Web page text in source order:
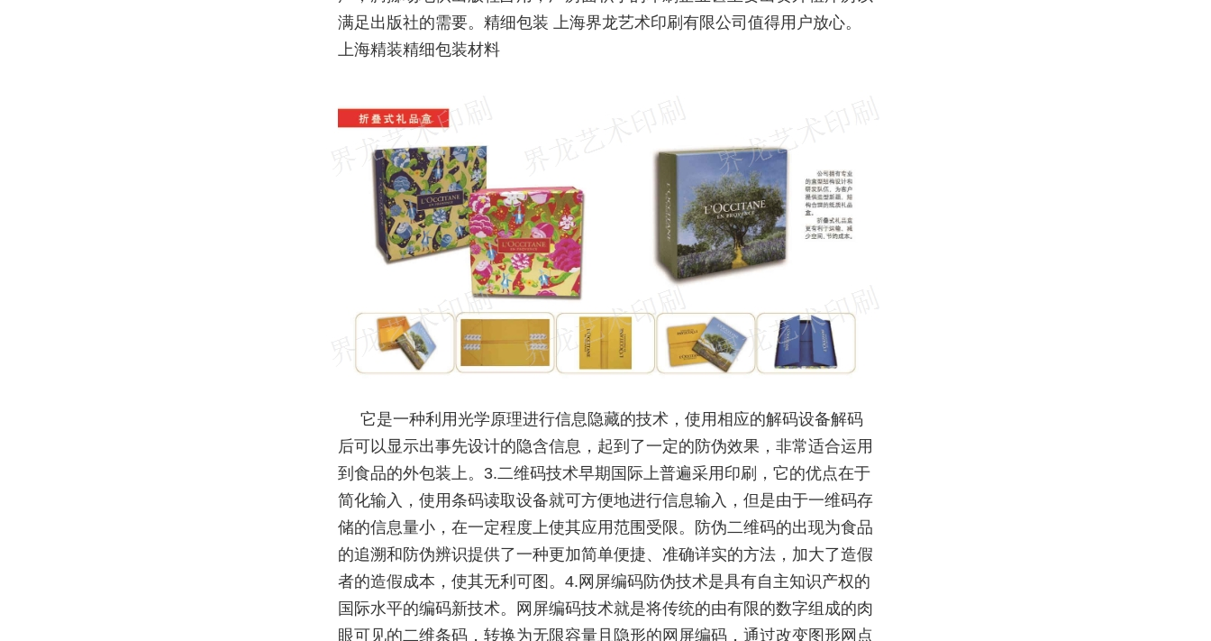
满足出版社的需要。精细包装 上海界龙艺术印刷有限公司值得用户放心。
上海精装精细包装材料
它是一种利用光学原理进行信息隐藏的技术，使用相应的解码设备解码
后可以显示出事先设计的隐含信息，起到了一定的防伪效果，非常适合运用
到食品的外包装上。3.二维码技术早期国际上普遍采用印刷，它的优点在于
简化输入，使用条码读取设备就可方便地进行信息输入，但是由于一维码存
储的信息量小，在一定程度上使其应用范围受限。防伪二维码的出现为食品
的追溯和防伪辨识提供了一种更加简单便捷、准确详实的方法，加大了造假
者的造假成本，使其无利可图。4.网屏编码防伪技术是具有自主知识产权的
国际水平的编码新技术。网屏编码技术就是将传统的由有限的数字组成的肉
眼可见的二维条码，转换为无限容量且隐形的网屏编码，通过改变图形网点